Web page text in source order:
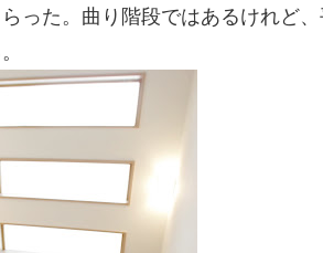
った。曲り階段ではあるけれど